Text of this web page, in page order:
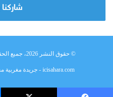
© حقوق النشر 2026، جميع الحقوق محفوظة |
icisahara.com - جريدة مغربية مستقلة تتجدد على مدار الساعة